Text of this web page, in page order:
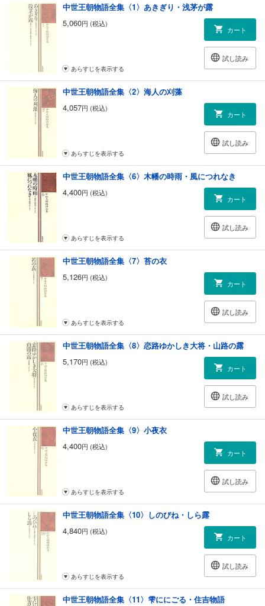
中世王朝物語全集〈1〉あきぎり・浅茅が露
5,060円 (税込)
カート
試し読み
あらすじを表示する
中世王朝物語全集〈2〉海人の刈藻
4,057円 (税込)
カート
試し読み
あらすじを表示する
中世王朝物語全集〈6〉木幡の時雨・風につれなき
4,400円 (税込)
カート
試し読み
あらすじを表示する
中世王朝物語全集〈7〉苔の衣
5,126円 (税込)
カート
試し読み
あらすじを表示する
中世王朝物語全集〈8〉恋路ゆかしき大将・山路の露
5,170円 (税込)
カート
試し読み
あらすじを表示する
中世王朝物語全集〈9〉小夜衣
4,400円 (税込)
カート
試し読み
あらすじを表示する
中世王朝物語全集〈10〉しのびね・しら露
4,840円 (税込)
カート
試し読み
あらすじを表示する
中世王朝物語全集〈11〉雫ににごる・住吉物語